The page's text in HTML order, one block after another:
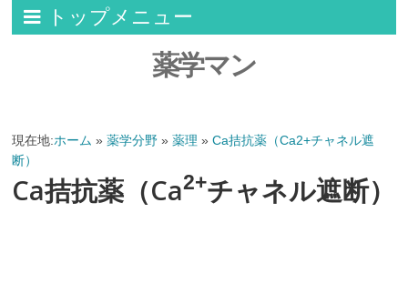
トップメニュー
薬学マン
現在地:ホーム »薬学分野 »薬理 »Ca拮抗薬（Ca2+チャネル遮
断）
Ca拮抗薬（Ca2+チャネル遮断）